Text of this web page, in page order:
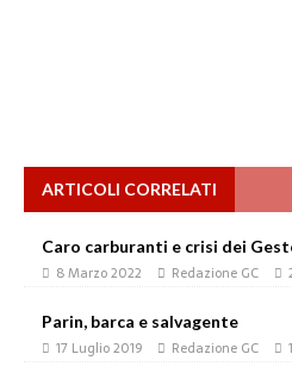
ARTICOLI CORRELATI
Caro carburanti e crisi dei
8 Marzo 2022 Redazione GC
Parin, barca e salvagente
17 Luglio 2019 Redazione GC